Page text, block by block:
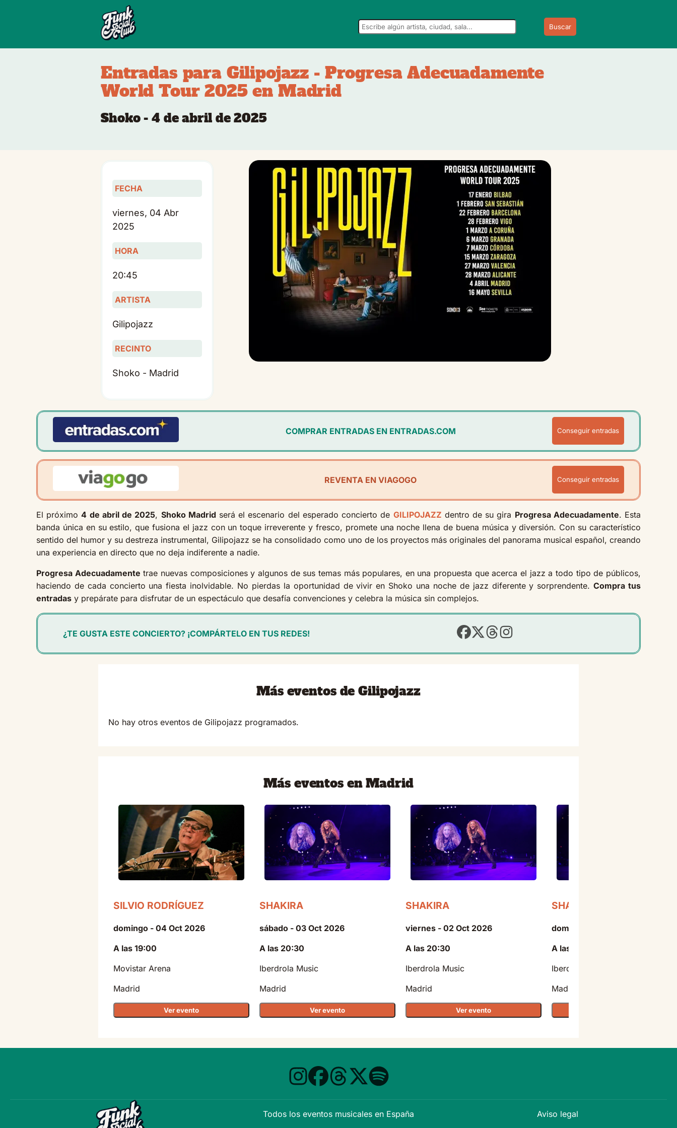
Buscar
Entradas para Gilipojazz - Progresa Adecuadamente
World Tour 2025 en Madrid
Shoko - 4 de abril de 2025
FECHA
viernes, 04 Abr
2025
HORA
20:45
ARTISTA
Gilipojazz
RECINTO
Shoko - Madrid
COMPRAR ENTRADAS EN ENTRADAS.COM Conseguir entradas
REVENTA EN VIAGOGO Conseguir entradas
El próximo4 de abril de 2025, Shoko Madrid será el escenario del esperado concierto de GILIPOJAZZ dentro de su gira Progresa Adecuadamente. Esta
banda única en su estilo, que fusiona el jazz con un toque irreverente y fresco, promete una noche llena de buena música y diversión. Con su característico
sentido del humor y su destreza instrumental, Gilipojazz se ha consolidado como uno de los proyectos más originales del panorama musical español, creando
una experiencia en directo que no deja indiferente a nadie.
Progresa Adecuadamente trae nuevas composiciones y algunos de sus temas más populares, en una propuesta que acerca el jazz a todo tipo de públicos,
haciendo de cada concierto una fiesta inolvidable. No pierdas la oportunidad de vivir en Shoko una noche de jazz diferente y sorprendente.Compra tus
entradas y prepárate para disfrutar de un espectáculo que desafía convenciones y celebra la música sin complejos.
¿TE GUSTA ESTE CONCIERTO? ¡COMPÁRTELO EN TUS REDES!
Más eventos de Gilipojazz
No hay otros eventos de Gilipojazz programados.
Más eventos en Madrid
SILVIO RODRÍGUEZ
domingo - 04 Oct 2026
A las 19:00
Movistar Arena
Madrid
Ver evento
SHAKIRA
sábado - 03 Oct 2026
A las 20:30
Iberdrola Music
Madrid
Ver evento
SHAKIRA
viernes - 02 Oct 2026
A las 20:30
Iberdrola Music
Madrid
Ver evento
SHAKIRA
domingo - 11 Oct 2026
A las 20:30
Iberdrola Music
Madrid
Todos los eventos musicales en España Aviso legal